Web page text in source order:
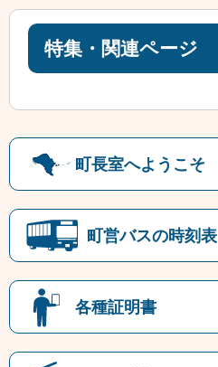
特集・関連ページ
町長室へようこそ
町営バスの時刻表
各種証明書